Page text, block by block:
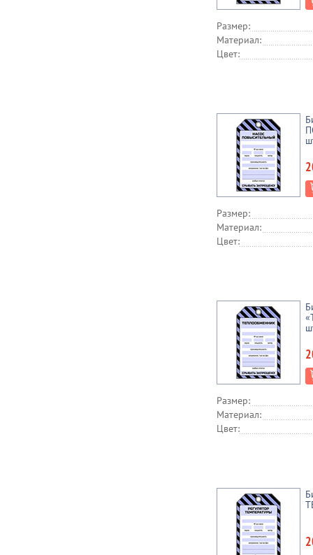
Размер:
Материал:
Цвет:
Размер:
Материал:
Цвет:
Размер:
Материал:
Цвет: